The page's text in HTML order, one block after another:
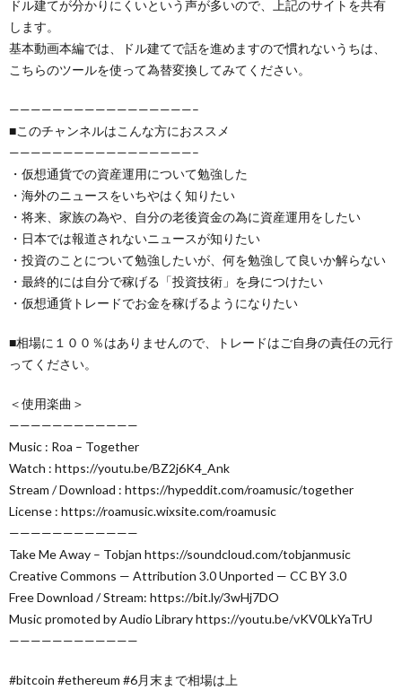
ドル建てが分かりにくいという声が多いので、上記のサイトを共有
します。
基本動画本編では、ドル建てで話を進めますので慣れないうちは、
こちらのツールを使って為替変換してみてください。
—————————————————–
■このチャンネルはこんな方におススメ
—————————————————–
・仮想通貨での資産運用について勉強した
・海外のニュースをいちやはく知りたい
・将来、家族の為や、自分の老後資金の為に資産運用をしたい
・日本では報道されないニュースが知りたい
・投資のことについて勉強したいが、何を勉強して良いか解らない
・最終的には自分で稼げる「投資技術」を身につけたい
・仮想通貨トレードでお金を稼げるようになりたい
■相場に１００％はありませんので、トレードはご自身の責任の元行
ってください。
＜使用楽曲＞
————————————
Music : Roa – Together
Watch : https://youtu.be/BZ2j6K4_Ank
Stream / Download : https://hypeddit.com/roamusic/together
License : https://roamusic.wixsite.com/roamusic
————————————
Take Me Away – Tobjan https://soundcloud.com/tobjanmusic
Creative Commons — Attribution 3.0 Unported — CC BY 3.0
Free Download / Stream: https://bit.ly/3wHj7DO
Music promoted by Audio Library https://youtu.be/vKV0LkYaTrU
————————————
#bitcoin #ethereum #6月末まで相場は上